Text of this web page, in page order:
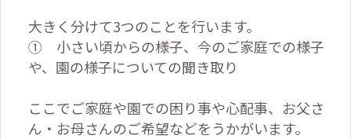
大きく分けて3つのことを行います。
① 小さい頃からの様子、今のご家庭での様子
や、園の様子についての聞き取り
ここでご家庭や園での困り事や心配事、お父さ
ん・お母さんのご希望などをうかがいます。